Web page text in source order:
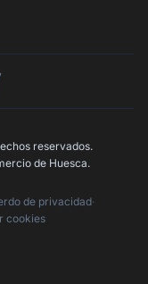
Transparencia
con nosotros
reservados.
de Huesca.
de privacidad·
cookies